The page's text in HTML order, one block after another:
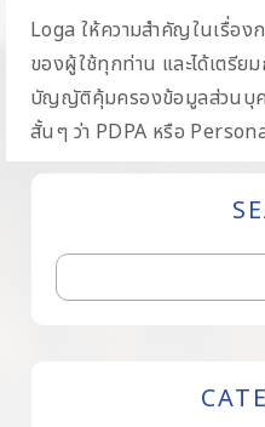
Loga ให้ความสำคัญในเรื่อ
ของผู้ใช้ทุกท่าน และได้เตรีย
บัญญัติคุ้มครองข้อมูลส่วนบุ
สั้นๆ ว่า PDPA หรือ